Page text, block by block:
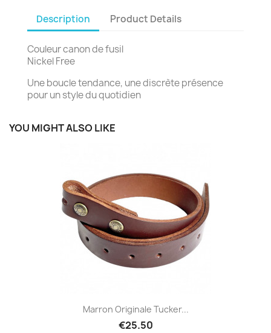
Description Product Details
Couleur canon de fusil
Nickel Free
Une boucle tendance, une discrète présence
pour un style du quotidien
YOU MIGHT ALSO LIKE
Marron Originale Tucker...
€25.50